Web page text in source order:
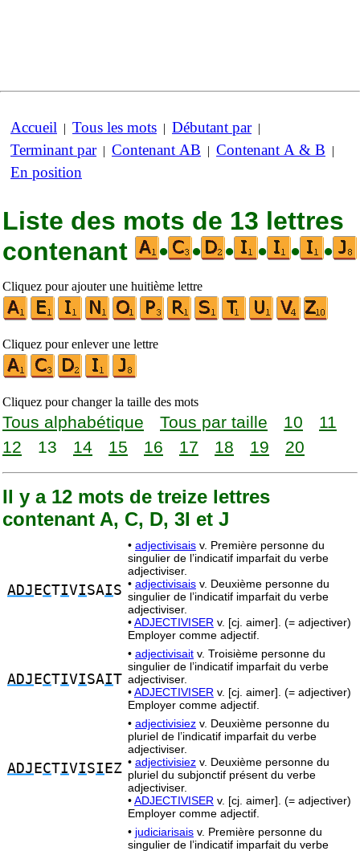
Accueil | Tous les mots | Débutant par|
Terminant par| Contenant AB | Contenant A & B |
En position
Liste des mots de 13 lettres
contenant
• • • • • •
Cliquez pour ajouter une huitième lettre
Cliquez pour enlever une lettre
Cliquez pour changer la taille des mots
Tous alphabétique Tous par taille 10
11
12
13 14 15 16 17 18 19 20
Il y a 12 mots de treize lettres
contenant A, C, D, 3I et J
ADJ ECTIVISAIS
• adjectivisais v. Première personne du
singulier de l’indicatif imparfait du verbe
adjectiviser.
• adjectivisais v. Deuxième personne du
singulier de l’indicatif imparfait du verbe
adjectiviser.
•ADJECTIVISER v. [cj. aimer]. (= adjectiver)
Employer comme adjectif.
ADJ ECTIVISAIT
• adjectivisait v. Troisième personne du
singulier de l’indicatif imparfait du verbe
adjectiviser.
•ADJECTIVISER v. [cj. aimer]. (= adjectiver)
Employer comme adjectif.
ADJ ECTIVISI EZ
• adjectivisiez v. Deuxième personne du
pluriel de l’indicatif imparfait du verbe
adjectiviser.
• adjectivisiez v. Deuxième personne du
pluriel du subjonctif présent du verbe
adjectiviser.
•ADJECTIVISER v. [cj. aimer]. (= adjectiver)
Employer comme adjectif.
• judiciarisais v. Première personne du
singulier de l’indicatif imparfait du verbe